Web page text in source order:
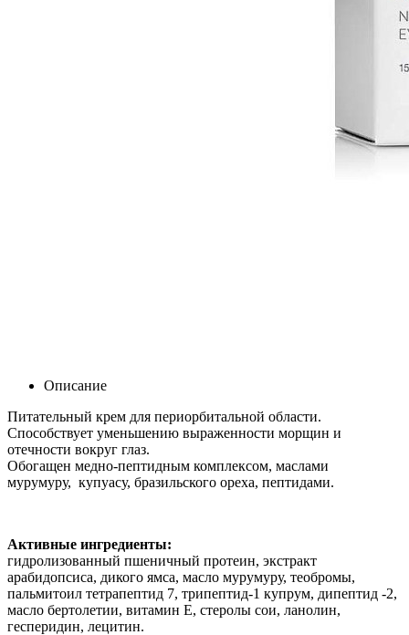
Описание
Питательный крем для периорбитальной области.
Способствует уменьшению выраженности морщин и
отечности вокруг глаз.
Обогащен медно-пептидным комплексом, маслами
мурумуру, купуасу, бразильского ореха, пептидами.
Активные ингредиенты:
гидролизованный пшеничный протеин, экстракт
арабидопсиса, дикого ямса, масло мурумуру, теобромы,
пальмитоил тетрапептид 7, трипептид-1 купрум, дипептид -2,
масло бертолетии, витамин Е, стеролы сои, ланолин,
гесперидин, лецитин.